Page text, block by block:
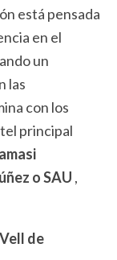
está pensada
en el
un
las
con los
principal
o SAU ,
de